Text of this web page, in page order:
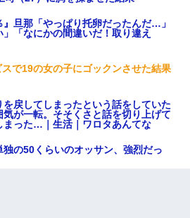
』旦那「やっぱり托卵だったんだ…」
「なにかの間違いだ！取り違え
で19の女の子にゴックンさせた結果
戻してしまったという話をしていた
が一転。そそくさと話を切り上げて
まった…｜生活｜ワロタあんてな
の50くらいのオッサン、強烈だっ